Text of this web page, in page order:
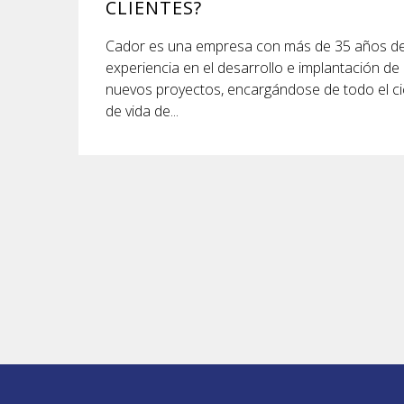
CLIENTES?
Cador es una empresa con más de 35 años
experiencia en el desarrollo e implantación de
nuevos proyectos, encargándose de todo el
de vida de...